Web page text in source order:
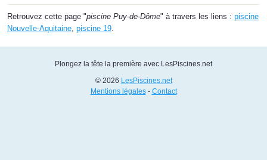
Retrouvez cette page "piscine Puy-de-Dôme" à travers les liens : piscine
Nouvelle-Aquitaine, piscine 19.
Plongez la tête la première avec LesPiscines.net
© 2026 LesPiscines.net
Mentions légales- Contact